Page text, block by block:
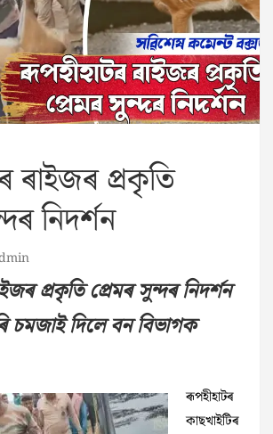
ৰাইজৰ প্ৰকৃতি
নিদৰ্শন
প্ৰকৃতি প্ৰেমৰ সুন্দৰ নিদৰ্শন
চমজাই দিলে বন বিভাগক
ৰূপহীহাটৰ
কাছখাইটিৰ